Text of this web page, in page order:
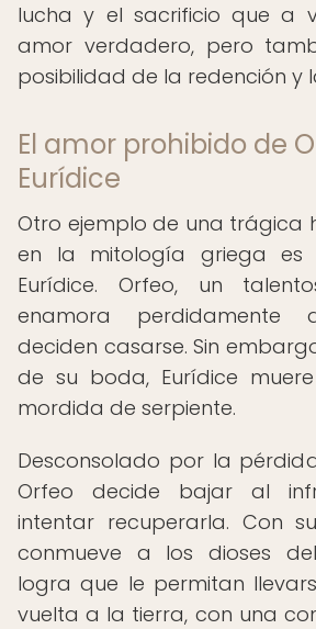
lucha y el sacrificio que a
amor verdadero, pero
posibilidad de la redención y
El amor prohibido de
Eurídice
Otro ejemplo de una trágica
en la mitología griega
Eurídice. Orfeo, un
enamora perdidamente
deciden casarse. Sin
de su boda, Eurídice
mordida de serpiente.
Desconsolado por la
Orfeo decide bajar al
intentar recuperarla. Con
conmueve a los dioses
logra que le permitan
vuelta a la tierra, con una